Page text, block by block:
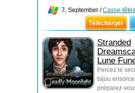
7, September /Casse-têtes
Télécharger
Stranded
Lune
Percez le
bijou
préparez-